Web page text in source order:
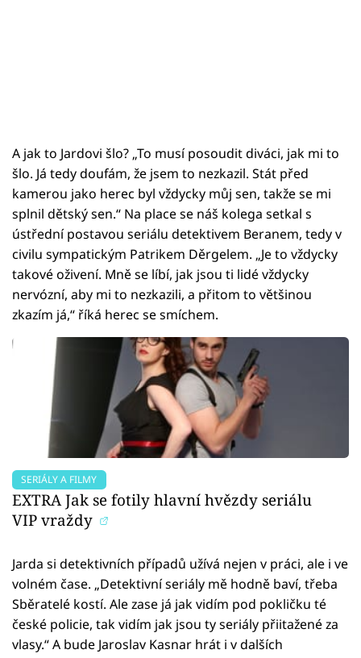
A jak to Jardovi šlo? „To musí posoudit diváci, jak mi to
šlo. Já tedy doufám, že jsem to nezkazil. Stát před
kamerou jako herec byl vždycky můj sen, takže se mi
splnil dětský sen.“ Na place se náš kolega setkal s
ústřední postavou seriálu detektivem Beranem, tedy v
civilu sympatickým Patrikem Děrgelem. „Je to vždycky
takové oživení. Mně se líbí, jak jsou ti lidé vždycky
nervózní, aby mi to nezkazili, a přitom to většinou
zkazím já,“ říká herec se smíchem.
SERIÁLY A FILMY
EXTRA Jak se fotily hlavní hvězdy seriálu
VIP vraždy
Jarda si detektivních případů užívá nejen v práci, ale i ve
volném čase. „Detektivní seriály mě hodně baví, třeba
Sběratelé kostí. Ale zase já jak vidím pod pokličku té
české policie, tak vidím jak jsou ty seriály přiitažené za
vlasy.“ A bude Jaroslav Kasnar hrát i v dalších